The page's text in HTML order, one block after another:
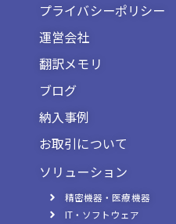
プライバシーポリシー
運営会社
翻訳メモリ
ブログ
納入事例
お取引について
ソリューション
精密機器・医療機器
IT・ソフトウェア